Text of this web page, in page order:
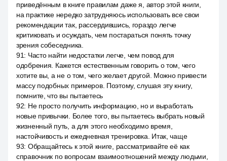
приведённым в книге правилам даже я, автор этой книги,
на практике нередко затрудняюсь использовать все свои
рекомендации так, рассердившись, гораздо легче
критиковать и осуждать, чем постараться понять точку
зрения собеседника.
91: Часто найти недостатки легче, чем повод для
одобрения. Кажется естественным говорить о том, чего
хотите вы, а не о том, чего желает другой. Можно привести
массу подобных примеров. Поэтому, слушая эту книгу,
помните, что вы пытаетесь
92: Не просто получить информацию, но и выработать
новые привычки. Более того, вы пытаетесь выбрать новый
жизненный путь, а для этого необходимо время,
настойчивость и ежедневная тренировка. Итак, чаще
93: Обращайтесь к этой книге, рассматривайте её как
справочник по вопросам взаимоотношений между людьми,